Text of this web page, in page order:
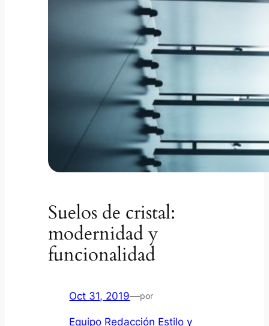
Suelos de cristal:
modernidad y
funcionalidad
Oct 31, 2019—por
Equipo Redacción Estilo y